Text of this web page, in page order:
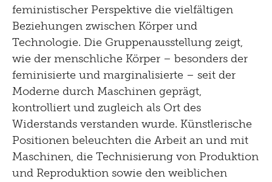
feministischer Perspektive die vielfältigen
Beziehungen zwischen Körper und
Technologie. Die Gruppenausstellung zeigt,
wie der menschliche Körper – besonders der
feminisierte und marginalisierte – seit der
Moderne durch Maschinen geprägt,
kontrolliert und zugleich als Ort des
Widerstands verstanden wurde. Künstlerische
Positionen beleuchten die Arbeit an und mit
Maschinen, die Technisierung von Produktion
und Reproduktion sowie den weiblichen